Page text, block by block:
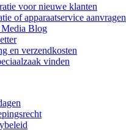
voor nieuwe klanten
of apparaatservice aanvragen
Media Blog
en verzendkosten
vinden